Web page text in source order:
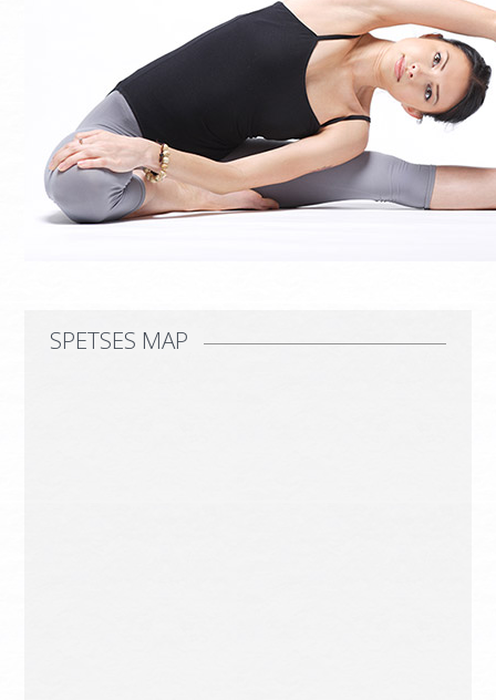
SUPERIOR MAISONETTE – 2 BEDROOM
SUPERIOR MAISONETTE – 3 BEDROOM
OLD MANSION
ΦΩΤΟΓΡΑΦΙΕΣ
ΥΠΗΡΕΣΙΕΣ
ΣΠΕΤΣΕΣ
SPETSES MAP